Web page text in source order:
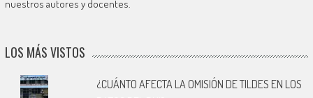
nuestros autores y docentes.
LOS MÁS VISTOS
¿CUÁNTO AFECTA LA OMISIÓN DE TILDES EN LOS